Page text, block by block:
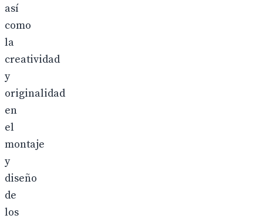
así
como
la
creatividad
y
originalidad
en
el
montaje
y
diseño
de
los